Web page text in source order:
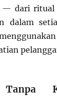
— dari ritual
dalam